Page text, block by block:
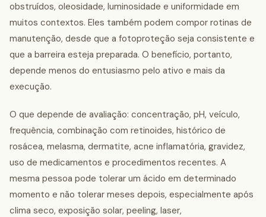
obstruídos, oleosidade, luminosidade e uniformidade em
muitos contextos. Eles também podem compor rotinas de
manutenção, desde que a fotoproteção seja consistente e
que a barreira esteja preparada. O benefício, portanto,
depende menos do entusiasmo pelo ativo e mais da
execução.
O que depende de avaliação: concentração, pH, veículo,
frequência, combinação com retinoides, histórico de
rosácea, melasma, dermatite, acne inflamatória, gravidez,
uso de medicamentos e procedimentos recentes. A
mesma pessoa pode tolerar um ácido em determinado
momento e não tolerar meses depois, especialmente após
clima seco, exposição solar, peeling, laser,